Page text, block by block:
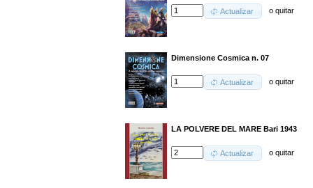
Actualizar oquitar
Dimensione Cosmica n. 07
Actualizar oquitar
LA POLVERE DEL MARE Bari 1943
Actualizar oquitar